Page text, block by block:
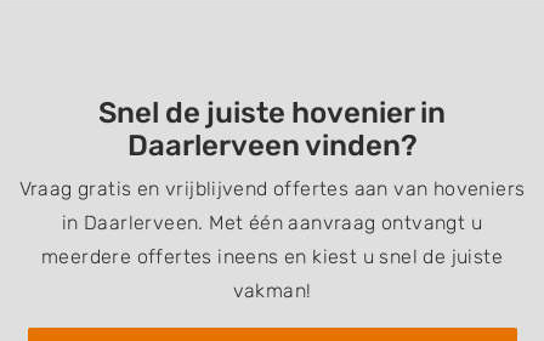
Snel de juiste hovenier in
Daarlerveen vinden?
Vraag gratis en vrijblijvend offertes aan van hoveniers
in Daarlerveen. Met één aanvraag ontvangt u
meerdere offertes ineens en kiest u snel de juiste
vakman!